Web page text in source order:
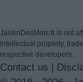
JardinDesMots.fr is not
intellectual property,
respective developers.
Contact us |